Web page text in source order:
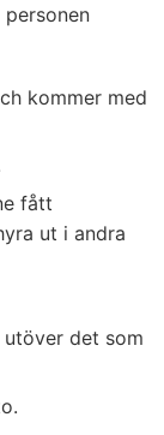
kommer med
fått
ut i andra
det som